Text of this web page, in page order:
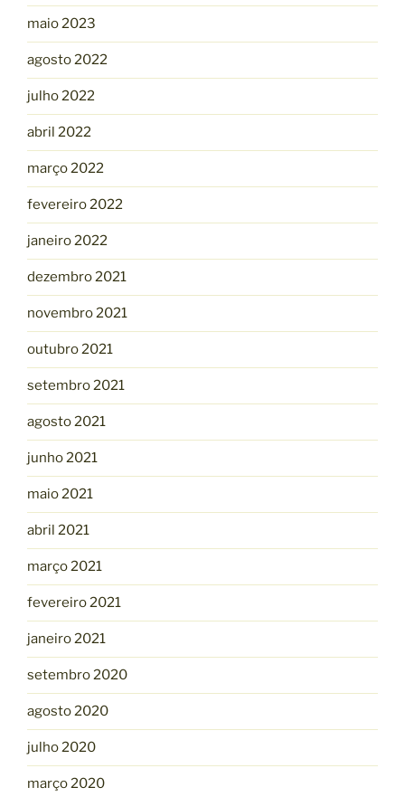
maio 2023
agosto 2022
julho 2022
abril 2022
março 2022
fevereiro 2022
janeiro 2022
dezembro 2021
novembro 2021
outubro 2021
setembro 2021
agosto 2021
junho 2021
maio 2021
abril 2021
março 2021
fevereiro 2021
janeiro 2021
setembro 2020
agosto 2020
julho 2020
março 2020